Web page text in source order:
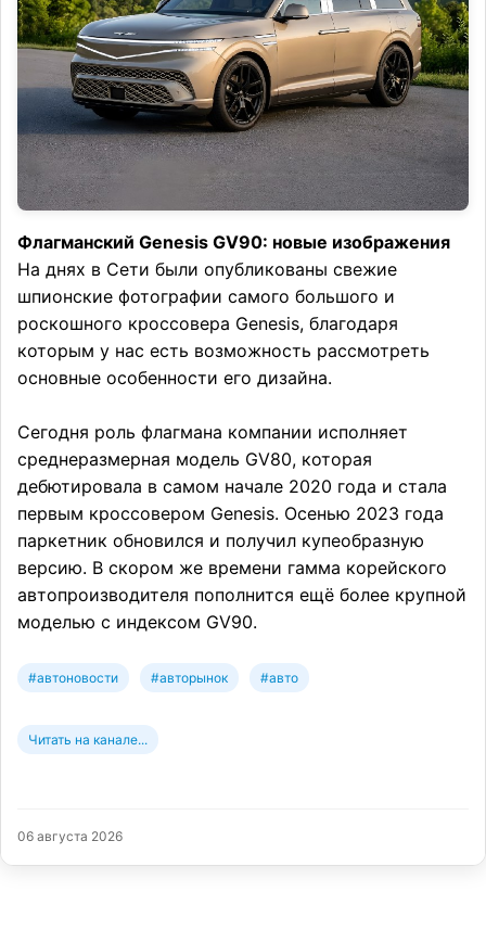
Флагманский Genesis GV90: новые изображения
На днях в Сети были опубликованы свежие
шпионские фотографии самого большого и
роскошного кроссовера Genesis, благодаря
которым у нас есть возможность рассмотреть
основные особенности его дизайна.
Сегодня роль флагмана компании исполняет
среднеразмерная модель GV80, которая
дебютировала в самом начале 2020 года и стала
первым кроссовером Genesis. Осенью 2023 года
паркетник обновился и получил купеобразную
версию. В скором же времени гамма корейского
автопроизводителя пополнится ещё более крупной
моделью с индексом GV90.
#автоновости #авторынок #авто
Читать на канале...
06 августа 2026